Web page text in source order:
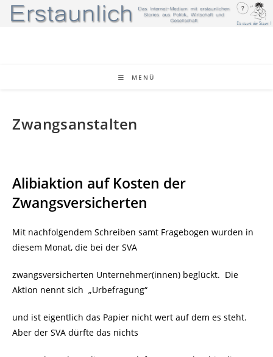
Zum
Inhalt
MENÜ
Zwangsanstalten
Alibiaktion auf Kosten der
Zwangsversicherten
Mit nachfolgendem Schreiben samt Fragebogen wurden in
diesem Monat, die bei der SVA
zwangsversicherten Unternehmer(innen) beglückt. Die
Aktion nennt sich „Urbefragung“
und ist eigentlich das Papier nicht wert auf dem es steht.
Aber der SVA dürfte das nichts